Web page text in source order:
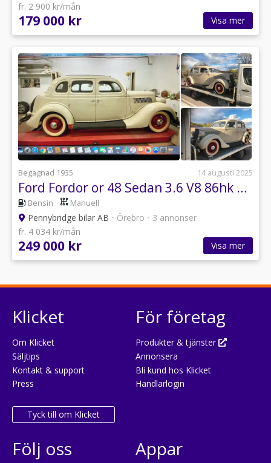
fr. 2 900 kr/mån
179 000 kr Visa mer
Begagnad 1935 14 augusti 2025
Ford Fordor or 48 Sedan 3.6 V8 86hk 4 dörrar i kanon skick
Bensin Manuell
Pennybridge bilar AB • Örebro • 3 annonser
fr. 4 034 kr/mån
249 000 kr Visa mer
Klicket
Om Klicket
Säljtips
Kontakt & support
Press
Tyck till om Klicket
För företag
Produkter & tjänster
Annonsera
Bli kund hos Klicket
Handlarlogin
Följ oss Appar